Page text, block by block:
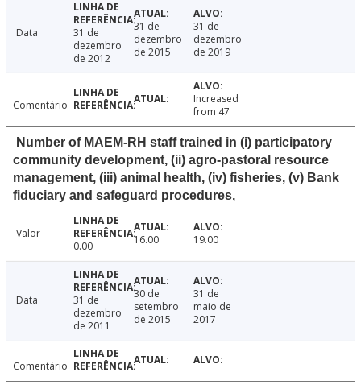
Data
31 de
dezembro
de 2012
31 de
dezembro
de 2015
31 de
dezembro
de 2019
Comentário
Increased
from 47
Number of MAEM-RH staff trained in (i) participatory
community development, (ii) agro-pastoral resource
management, (iii) animal health, (iv) fisheries, (v) Bank
fiduciary and safeguard procedures,
Valor
0.00
16.00 19.00
Data
31 de
dezembro
de 2011
30 de
setembro
de 2015
31 de
maio de
2017
Comentário